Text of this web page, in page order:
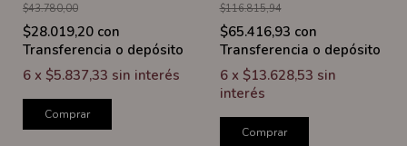
$43.780,00
$28.019,20 con
Transferencia o depósito
6 x $5.837,33 sin interés
Comprar
$116.815,94
$65.416,93 con
Transferencia o depósito
6 x $13.628,53 sin
interés
Comprar